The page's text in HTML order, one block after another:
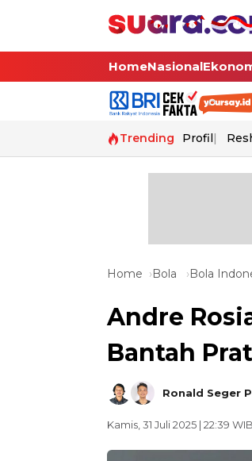
HomeNasional
Trending Profil
Home Bola Bola
Andre
Bantah
Ronald Seger
Kamis, 31 Juli 2025 | 22:39 WIB